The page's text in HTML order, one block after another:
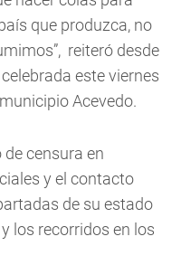
que produzca, no
reiteró desde
este viernes
Acevedo.
de censura en
y el contacto
de su estado
los recorridos en los